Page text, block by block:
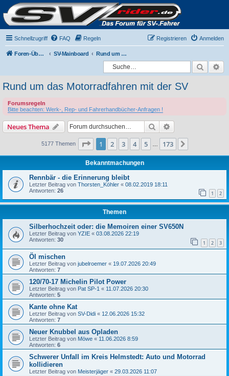
Schnellzugriff FAQ Regeln Anmelden
Registrieren
Foren-Übersicht SV-Mainboard Rund um das Motorradfahren mit der SV
Suche
Rund um das Motorradfahren mit der SV
Forumsregeln
Bitte beachten: Werk-, Rep- und Fahrerhandbücher-Anfragen !
Neues Thema Suche
5177 Themen Seite 1von 173
1 2 3 4 5 173
Bekanntmachungen
Rennbär - die Erinnerung bleibt
Letzter Beitrag von Thorsten_Köhler « 08.02.2019 18:11
Antworten: 26 1 2
Themen
Silberhochzeit oder: die Memoiren einer SV650N
Letzter Beitrag von YZIE « 03.08.2026 22:19
Antworten: 30 1 2 3
Öl mischen
Letzter Beitrag von jubelroemer « 19.07.2026 20:49
Antworten: 7
120/70-17 Michelin Pilot Power
Letzter Beitrag von Pat SP-1 « 11.07.2026 20:30
Antworten: 5
Kante ohne Kat
Letzter Beitrag von SV-Didi « 12.06.2026 15:32
Antworten: 7
Neuer Knubbel aus Opladen
Letzter Beitrag von Möwe « 11.06.2026 8:59
Antworten: 6
Schwerer Unfall im Kreis Helmstedt: Auto und Motorrad
kollidieren
Letzter Beitrag von Meisterjäger « 29.03.2026 11:07